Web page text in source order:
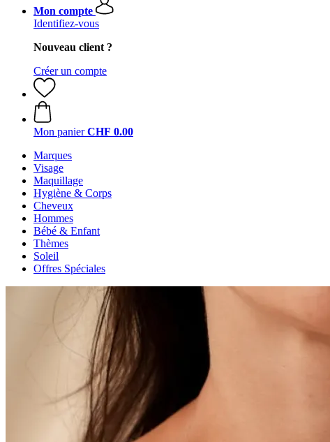
Mon compte
Identifiez-vous
Nouveau client ?
Créer un compte
Mon panier CHF 0.00
Marques
Visage
Maquillage
Hygiène & Corps
Cheveux
Hommes
Bébé & Enfant
Thèmes
Soleil
Offres Spéciales